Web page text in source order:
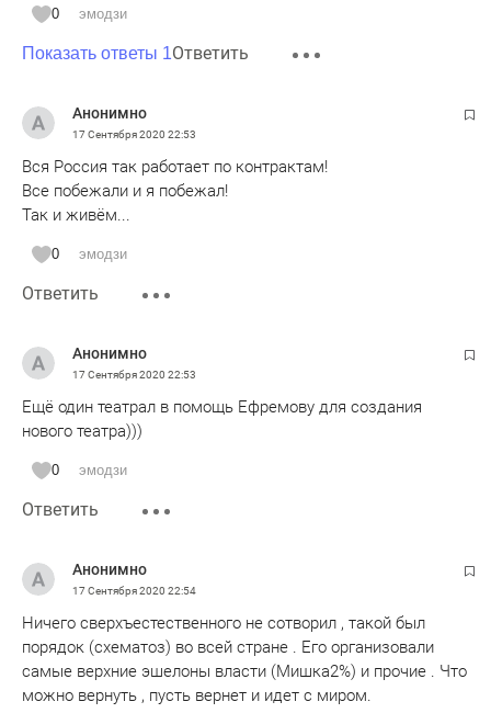
0 эмодзи
Показать ответы 1Ответить
Анонимно
17 Сентября 2020 22:53
Вся Россия так работает по контрактам!
Все побежали и я побежал!
Так и живём...
0 эмодзи
Ответить
Анонимно
17 Сентября 2020 22:53
Ещё один театрал в помощь Ефремову для создания
нового театра)))
0 эмодзи
Ответить
Анонимно
17 Сентября 2020 22:54
Ничего сверхъестественного не сотворил , такой был
порядок (схематоз) во всей стране . Его организовали
самые верхние эшелоны власти (Мишка2%) и прочие . Что
можно вернуть , пусть вернет и идет с миром.